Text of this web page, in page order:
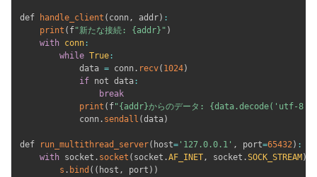
def handle_client ( conn, addr) :
print ( f"新たな接続: {addr}" )
with conn :
while True :
            data
= conn . recv( 1024)
if not data :
break
print ( f"{addr}からのデータ: {data.decode('utf-
            conn
. sendall (data)
def run_multithread_server( host= '127.0.0.1' , port=65432) :
with socket . socket ( socket .AF_INET, socket .SOCK_STREAM )
s . bind ( ( host , port ) )